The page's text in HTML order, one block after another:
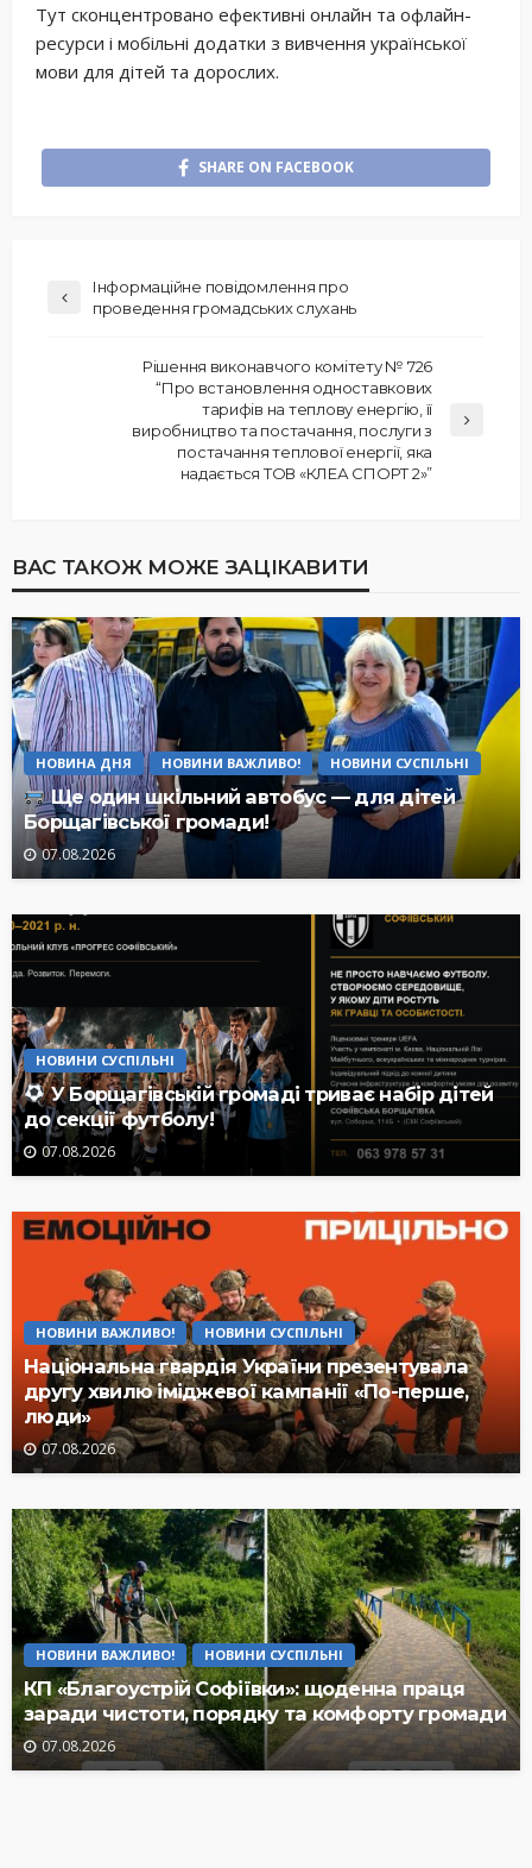
Тут сконцентровано ефективні онлайн та офлайн-
ресурси і мобільні додатки з вивчення української
мови для дітей та дорослих.
SHARE ON FACEBOOK
Інформаційне повідомлення про
проведення громадських слухань
Рішення виконавчого комітету № 726
“Про встановлення одноставкових
тарифів на теплову енергію, її
виробництво та постачання, послуги з
постачання теплової енергії, яка
надається ТОВ «КЛЕА СПОРТ 2»”
ВАС ТАКОЖ МОЖЕ ЗАЦІКАВИТИ
НОВИНА ДНЯ НОВИНИ ВАЖЛИВО! НОВИНИ СУСПІЛЬНІ
Ще один шкільний автобус — для дітей
Борщагівської громади!
07.08.2026
НОВИНИ СУСПІЛЬНІ
У Борщагівській громаді триває набір дітей
до секції футболу!
07.08.2026
НОВИНИ ВАЖЛИВО! НОВИНИ СУСПІЛЬНІ
Національна гвардія України презентувала
другу хвилю іміджевої кампанії «По-перше,
люди»
07.08.2026
НОВИНИ ВАЖЛИВО! НОВИНИ СУСПІЛЬНІ
КП «Благоустрій Софіївки»: щоденна праця
заради чистоти, порядку та комфорту громади
07.08.2026